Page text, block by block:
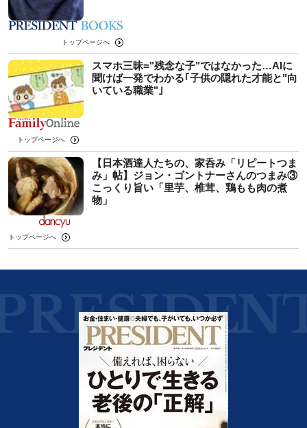
トップページへ
スマホ三昧="残念な子"ではなかった…AIに
聞けば一発でわかる｢子供の隠れた才能と"向
いている職業"｣
トップページへ
【日本酒達人たちの、家呑み「リピートつま
み」帖】ジョン・ゴントナーさんのつまみ③
こっくり旨い「里芋、椎茸、鶏もも肉の煮
物」
トップページへ